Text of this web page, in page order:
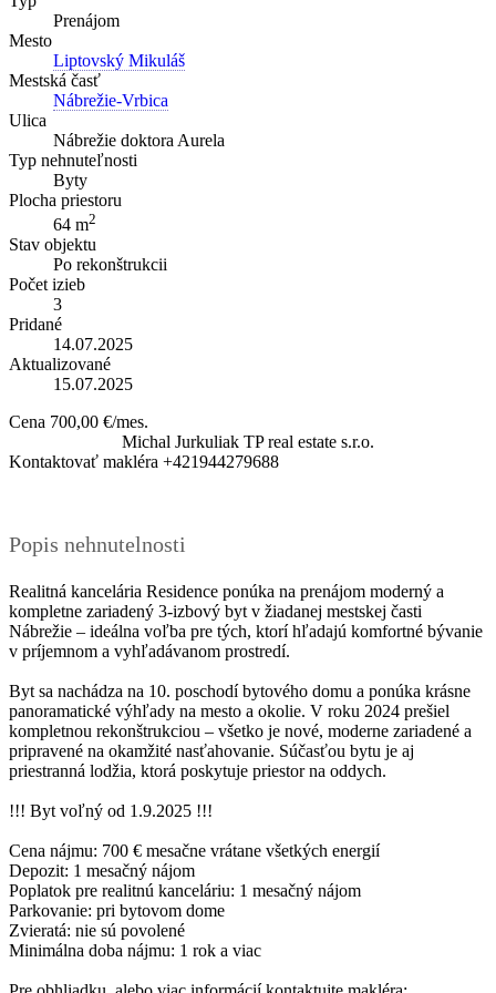
Prenájom
Mesto
Liptovský Mikuláš
Mestská časť
Nábrežie-Vrbica
Ulica
Nábrežie doktora Aurela
Typ nehnuteľnosti
Byty
Plocha priestoru
64 m2
Stav objektu
Po rekonštrukcii
Počet izieb
3
Pridané
14.07.2025
Aktualizované
15.07.2025
Cena 700,00 €/mes.
Michal Jurkuliak TP real estate s.r.o.
Kontaktovať makléra +421944279688
Popis nehnutelnosti
Realitná kancelária Residence ponúka na prenájom moderný a
kompletne zariadený 3-izbový byt v žiadanej mestskej časti
Nábrežie – ideálna voľba pre tých, ktorí hľadajú komfortné bývanie
v príjemnom a vyhľadávanom prostredí.
Byt sa nachádza na 10. poschodí bytového domu a ponúka krásne
panoramatické výhľady na mesto a okolie. V roku 2024 prešiel
kompletnou rekonštrukciou – všetko je nové, moderne zariadené a
pripravené na okamžité nasťahovanie. Súčasťou bytu je aj
priestranná lodžia, ktorá poskytuje priestor na oddych.
!!! Byt voľný od 1.9.2025 !!!
Cena nájmu: 700 € mesačne vrátane všetkých energií
Depozit: 1 mesačný nájom
Poplatok pre realitnú kanceláriu: 1 mesačný nájom
Parkovanie: pri bytovom dome
Zvieratá: nie sú povolené
Minimálna doba nájmu: 1 rok a viac